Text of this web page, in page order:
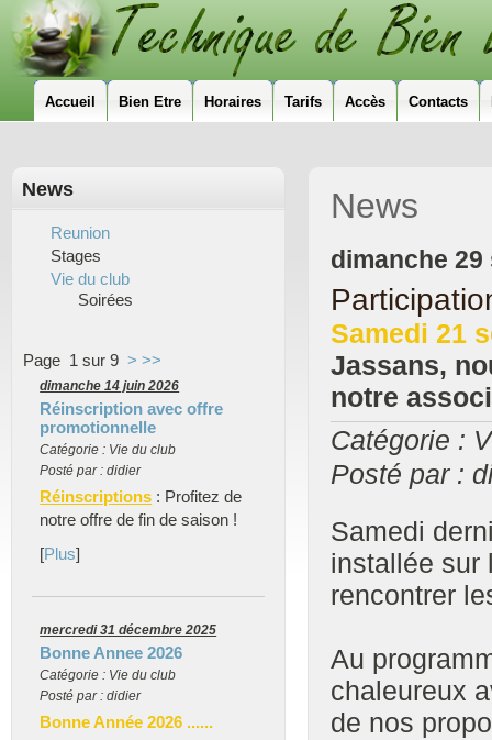
Accueil Bien Etre Horaires Tarifs Accès Contacts
News
Reunion
Stages
Vie du club
Soirées
Page 1 sur 9 > >>
dimanche 14 juin 2026
Réinscription avec offre
promotionnelle
Catégorie : Vie du club
Posté par : didier
Réinscriptions : Profitez de
notre offre de fin de saison !
[Plus]
mercredi 31 décembre 2025
Bonne Annee 2026
Catégorie : Vie du club
Posté par : didier
Bonne Année 2026 ......
News
dimanche 29
Samedi 21
Jassans,
notre
Catégorie :
Posté par :
Samedi
installée sur
rencontrer
Au
chaleureux
de nos